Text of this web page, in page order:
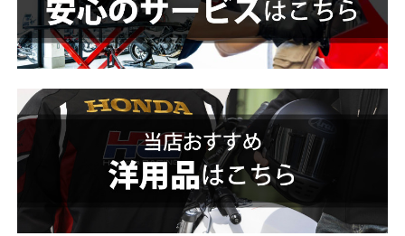
千葉県
ホンダドリーム 船橋
ホンダドリーム 松戸
ホンダドリーム 蘇我
ホンダドリーム 西宮甲子園
奈良県
ホンダドリーム 奈良